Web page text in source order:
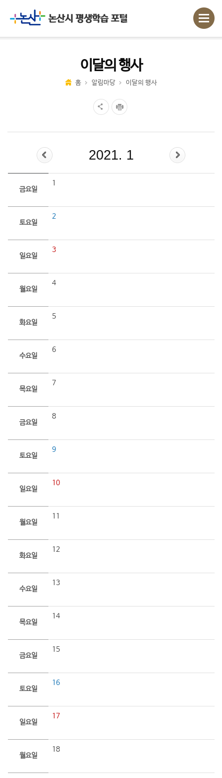
이달의 행사
홈 알림마당 이달의 행사
2021. 1
금요일
1
토요일
2
일요일
3
월요일
4
화요일
5
수요일
6
목요일
7
금요일
8
토요일
9
일요일
10
월요일
11
화요일
12
수요일
13
목요일
14
금요일
15
토요일
16
일요일
17
월요일
18